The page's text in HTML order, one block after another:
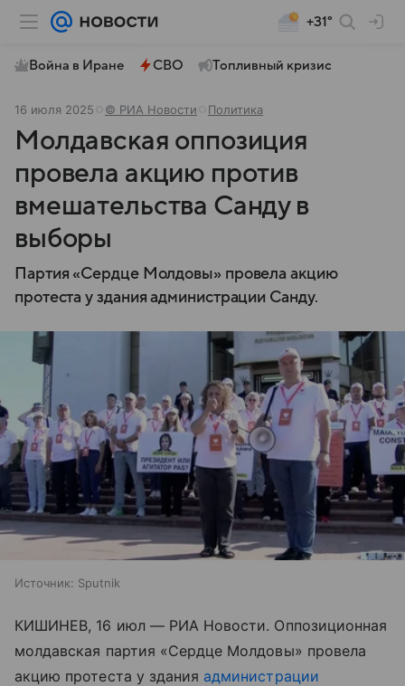
+31°
Война в Иране СВО Топливный кризис
16 июля 2025 © РИА Новости Политика
Молдавская оппозиция
провела акцию против
вмешательства Санду в
выборы
Партия «Сердце Молдовы» провела акцию
протеста у здания администрации Санду.
Источник: Sputnik
КИШИНЕВ, 16 июл — РИА Новости. Оппозиционная
молдавская партия «Сердце Молдовы» провела
акцию протеста у здания администрации